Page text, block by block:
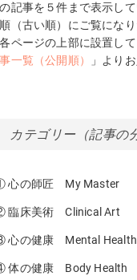
記事を５件まで表示して
（古い順）にご覧にな
ページの上部に設置し
一覧（公開順）
」より
カテゴリー（記事の
心の師匠 My Master
臨床美術 Clinical Art
心の健康 Mental Health
体の健康 Body Health